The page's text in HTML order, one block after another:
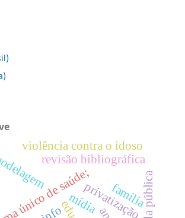
único de saúde;
revisão bibliográfica
privatização
mídia
violência contra o idoso
família